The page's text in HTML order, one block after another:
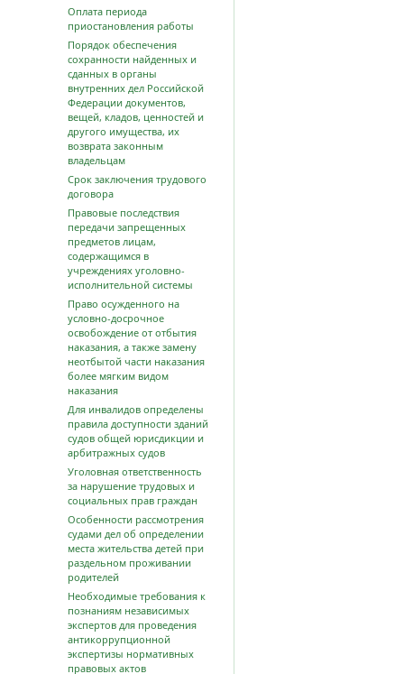
Оплата периода
приостановления работы
Порядок обеспечения
сохранности найденных и
сданных в органы
внутренних дел Российской
Федерации документов,
вещей, кладов, ценностей и
другого имущества, их
возврата законным
владельцам
Срок заключения трудового
договора
Правовые последствия
передачи запрещенных
предметов лицам,
содержащимся в
учреждениях уголовно-
исполнительной системы
Право осужденного на
условно-досрочное
освобождение от отбытия
наказания, а также замену
неотбытой части наказания
более мягким видом
наказания
Для инвалидов определены
правила доступности зданий
судов общей юрисдикции и
арбитражных судов
Уголовная ответственность
за нарушение трудовых и
социальных прав граждан
Особенности рассмотрения
судами дел об определении
места жительства детей при
раздельном проживании
родителей
Необходимые требования к
познаниям независимых
экспертов для проведения
антикоррупционной
экспертизы нормативных
правовых актов